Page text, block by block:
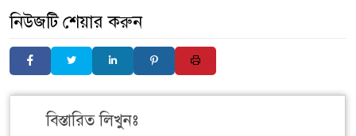
নিউজটি শেয়ার করুন
বিস্তারিত লিখুনঃ